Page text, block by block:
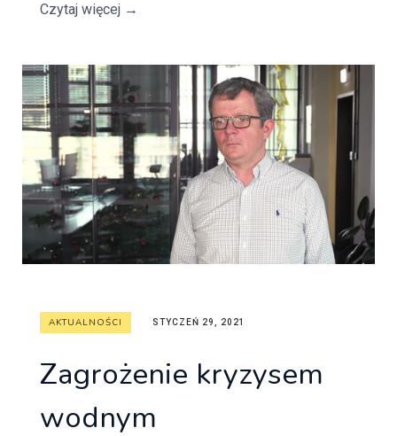
Czytaj więcej →
AKTUALNOŚCI STYCZEŃ 29, 2021
Zagrożenie kryzysem
wodnym